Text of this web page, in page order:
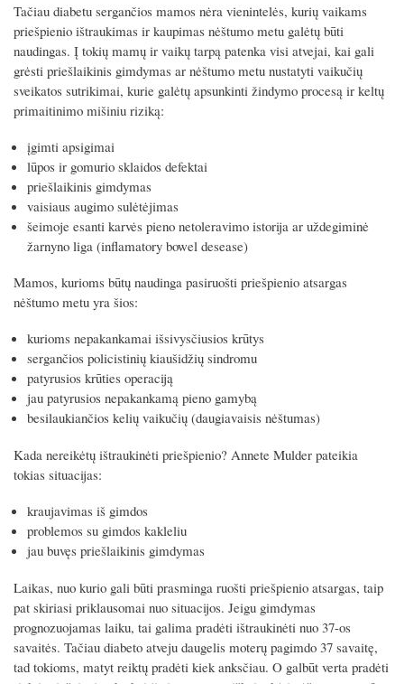
Tačiau diabetu sergančios mamos nėra vienintelės, kurių vaikams
priešpienio ištraukimas ir kaupimas nėštumo metu galėtų būti
naudingas. Į tokių mamų ir vaikų tarpą patenka visi atvejai, kai gali
grėsti priešlaikinis gimdymas ar nėštumo metu nustatyti vaikučių
sveikatos sutrikimai, kurie galėtų apsunkinti žindymo procesą ir keltų
primaitinimo mišiniu riziką:
įgimti apsigimai
lūpos ir gomurio sklaidos defektai
priešlaikinis gimdymas
vaisiaus augimo sulėtėjimas
šeimoje esanti karvės pieno netoleravimo istorija ar uždegiminė
žarnyno liga (inflamatory bowel desease)
Mamos, kurioms būtų naudinga pasiruošti priešpienio atsargas
nėštumo metu yra šios:
kurioms nepakankamai išsivysčiusios krūtys
sergančios policistinių kiaušidžių sindromu
patyrusios krūties operaciją
jau patyrusios nepakankamą pieno gamybą
besilaukiančios kelių vaikučių (daugiavaisis nėštumas)
Kada nereikėtų ištraukinėti priešpienio? Annete Mulder pateikia
tokias situacijas:
kraujavimas iš gimdos
problemos su gimdos kakleliu
jau buvęs priešlaikinis gimdymas
Laikas, nuo kurio gali būti prasminga ruošti priešpienio atsargas, taip
pat skiriasi priklausomai nuo situacijos. Jeigu gimdymas
prognozuojamas laiku, tai galima pradėti ištraukinėti nuo 37-os
savaitės. Tačiau diabeto atveju daugelis moterų pagimdo 37 savaitę,
tad tokioms, matyt reiktų pradėti kiek anksčiau. O galbūt verta pradėti